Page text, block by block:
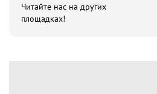
Читайте нас на других
площадках!